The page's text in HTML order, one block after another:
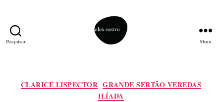
Pesquisar Menu
Categorias
CLARICE LISPECTOR GRANDE SERTÃO VEREDAS
ILÍADA